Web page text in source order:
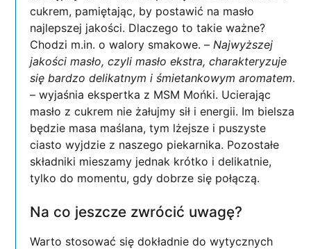
cukrem, pamiętając, by postawić na masło
najlepszej jakości. Dlaczego to takie ważne?
Chodzi m.in. o walory smakowe. –Najwyższej
jakości masło, czyli masło ekstra, charakteryzuje
się bardzo delikatnym i śmietankowym aromatem.
– wyjaśnia ekspertka z MSM Mońki. Ucierając
masło z cukrem nie żałujmy sił i energii. Im bielsza
będzie masa maślana, tym lżejsze i puszyste
ciasto wyjdzie z naszego piekarnika. Pozostałe
składniki mieszamy jednak krótko i delikatnie,
tylko do momentu, gdy dobrze się połączą.
Na co jeszcze zwrócić uwagę?
Warto stosować się dokładnie do wytycznych